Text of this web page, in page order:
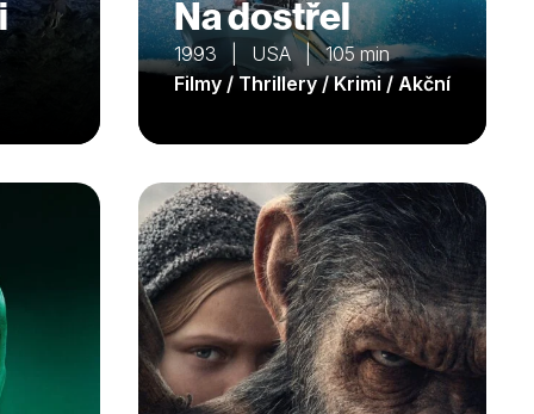
Na dostřel
1993 | USA | 105 min
Filmy / Thrillery / Krimi / Akční